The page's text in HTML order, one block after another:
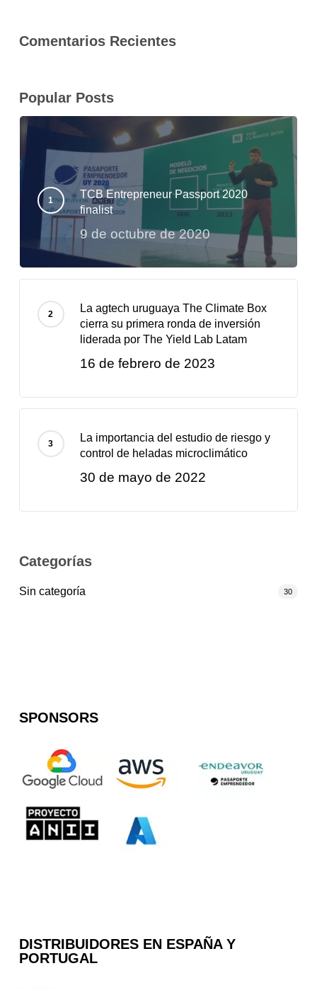
Comentarios Recientes
Popular Posts
TCB Entrepreneur Passport 2020
finalist
9 de octubre de 2020
La agtech uruguaya The Climate Box
cierra su primera ronda de inversión
liderada por The Yield Lab Latam
16 de febrero de 2023
La importancia del estudio de riesgo y
control de heladas microclimático
30 de mayo de 2022
Categorías
Sin categoría 30
SPONSORS
DISTRIBUIDORES EN ESPAÑA Y
PORTUGAL